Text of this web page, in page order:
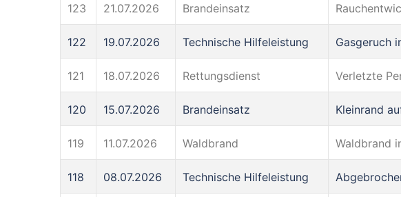
123 21.07.2026 Brandeinsatz
122 19.07.2026 Technische Hilfeleistung Gasgeruch
121 18.07.2026 Rettungsdienst Verletzte
120 15.07.2026 Brandeinsatz Kleinrand
119 11.07.2026 Waldbrand Waldbrand
118 08.07.2026 Technische Hilfeleistung